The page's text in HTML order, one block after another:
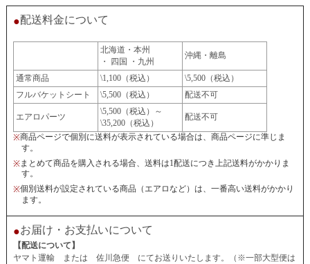
●配送料金について
北海道・本州
・ 四国 ・九州
沖縄・離島
通常商品 \1,100（税込）
\5,500（税込）
フルバケットシート
\5,500（税込） 配送不可
エアロパーツ
\5,500（税込）～
\35,200（税込）
配送不可
※商品ページで個別に送料が表示されている場合は、商品ページに準じま
す。
※まとめて商品を購入される場合、送料は1配送につき上記送料がかかりま
す。
※個別送料が設定されている商品（エアロなど）は、一番高い送料がかかり
ます。
●お届け・お支払いについて
【配送について】
ヤマト運輸 または 佐川急便 にてお送りいたします。（※一部大型便は